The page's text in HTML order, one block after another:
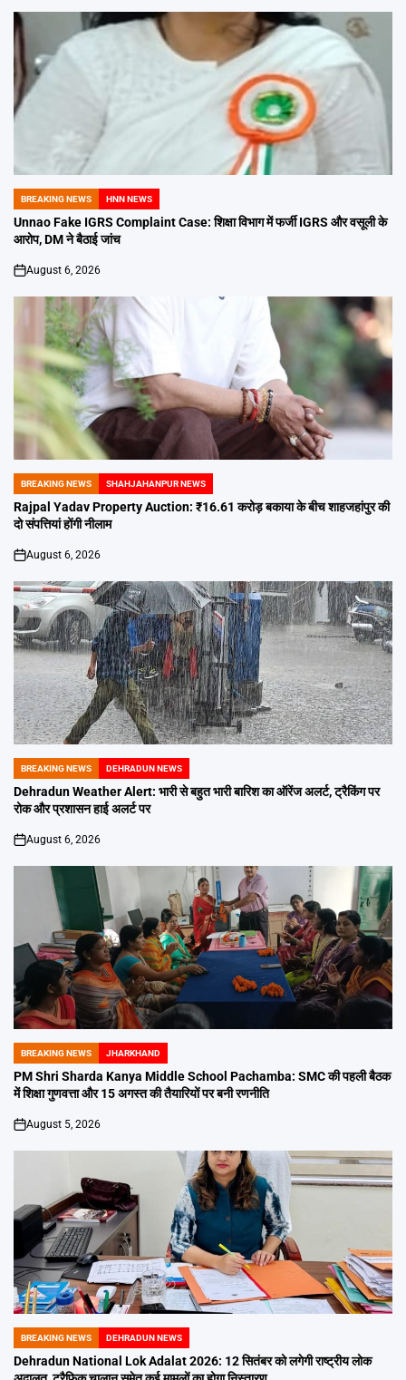
POSTED
IN
BREAKING NEWS HNN NEWS
Unnao Fake IGRS Complaint Case: शिक्षा विभाग में फर्जी IGRS और वसूली के
आरोप, DM ने बैठाई जांच
on
August 6, 2026
POSTED
IN
BREAKING NEWS SHAHJAHANPUR NEWS
Rajpal Yadav Property Auction: ₹16.61 करोड़ बकाया के बीच शाहजहांपुर की
दो संपत्तियां होंगी नीलाम
on
August 6, 2026
POSTED
IN
BREAKING NEWS DEHRADUN NEWS
Dehradun Weather Alert: भारी से बहुत भारी बारिश का ऑरेंज अलर्ट, ट्रैकिंग पर
रोक और प्रशासन हाई अलर्ट पर
on
August 6, 2026
POSTED
IN
BREAKING NEWS JHARKHAND
PM Shri Sharda Kanya Middle School Pachamba: SMC की पहली बैठक
में शिक्षा गुणवत्ता और 15 अगस्त की तैयारियों पर बनी रणनीति
on
August 5, 2026
POSTED
IN
BREAKING NEWS DEHRADUN NEWS
Dehradun National Lok Adalat 2026: 12 सितंबर को लगेगी राष्ट्रीय लोक